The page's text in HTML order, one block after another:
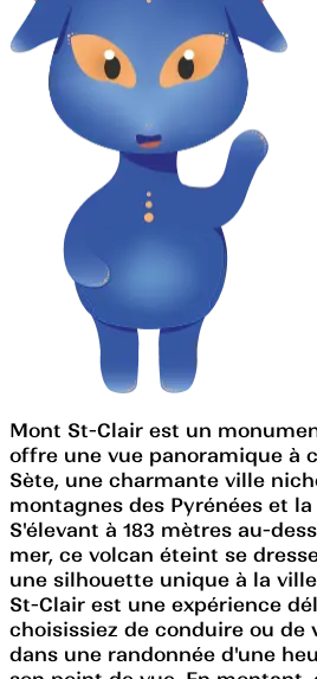
Mont St-Clair est un
offre une vue panoramique à
Sète, une charmante ville
montagnes des Pyrénées et
S'élevant à 183 mètres au-
mer, ce volcan éteint se
une silhouette unique à la
St-Clair est une expérience
choisissiez de conduire ou de
dans une randonnée d'une